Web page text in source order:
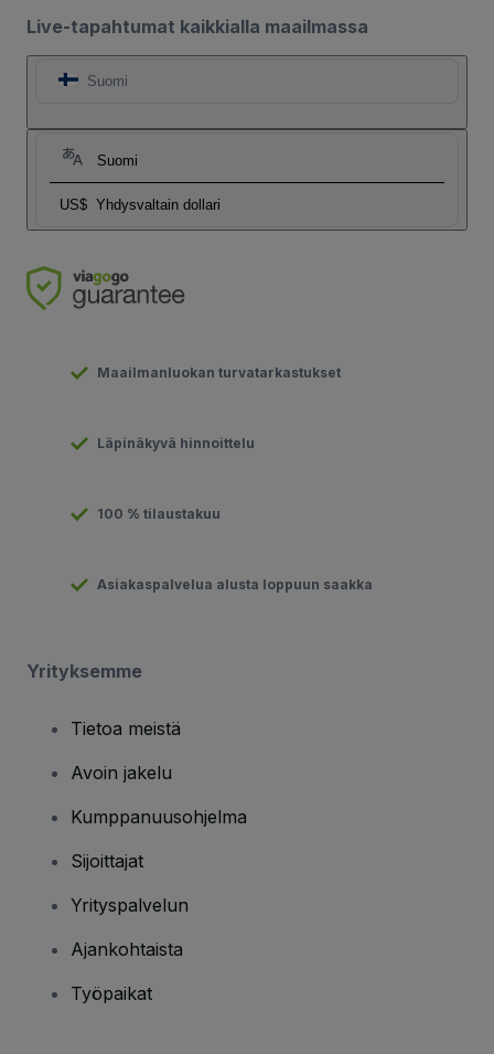
Live-tapahtumat kaikkialla maailmassa
Suomi
Suomi
US$ Yhdysvaltain dollari
Maailmanluokan turvatarkastukset
Läpinäkyvä hinnoittelu
100 % tilaustakuu
Asiakaspalvelua alusta loppuun saakka
Yrityksemme
Tietoa meistä
Avoin jakelu
Kumppanuusohjelma
Sijoittajat
Yrityspalvelun
Ajankohtaista
Työpaikat